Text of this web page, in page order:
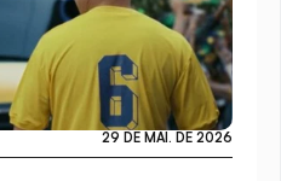
29 DE MAI. DE 2026